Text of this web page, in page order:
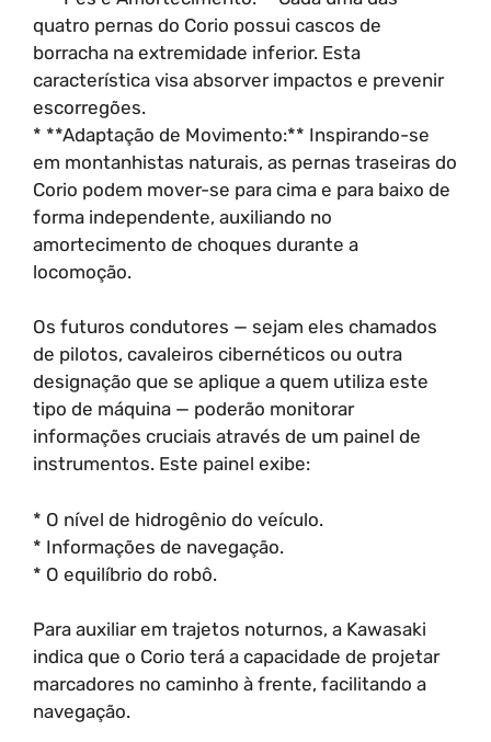
quatro pernas do Corio possui cascos de
borracha na extremidade inferior. Esta
característica visa absorver impactos e prevenir
escorregões.
* **Adaptação de Movimento:** Inspirando-se
em montanhistas naturais, as pernas traseiras do
Corio podem mover-se para cima e para baixo de
forma independente, auxiliando no
amortecimento de choques durante a
locomoção.
Os futuros condutores — sejam eles chamados
de pilotos, cavaleiros cibernéticos ou outra
designação que se aplique a quem utiliza este
tipo de máquina — poderão monitorar
informações cruciais através de um painel de
instrumentos. Este painel exibe:
* O nível de hidrogênio do veículo.
* Informações de navegação.
* O equilíbrio do robô.
Para auxiliar em trajetos noturnos, a Kawasaki
indica que o Corio terá a capacidade de projetar
marcadores no caminho à frente, facilitando a
navegação.